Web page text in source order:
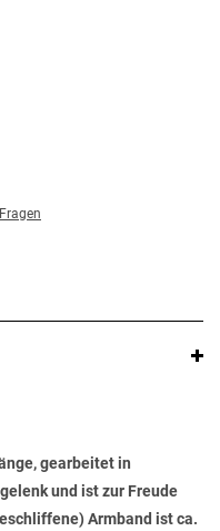
gearbeitet in
und ist zur Freude
Armband ist ca.